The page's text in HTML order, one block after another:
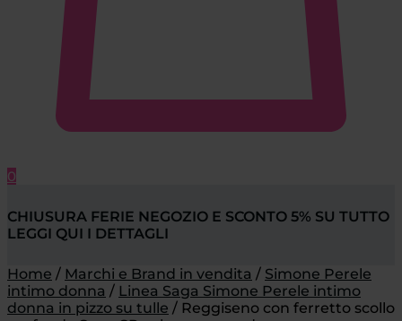
0
CHIUSURA FERIE NEGOZIO E SCONTO 5% SU TUTTO
LEGGI QUI I DETTAGLI
Home / Marchi e Brand in vendita / Simone Perele
intimo donna / Linea Saga Simone Perele intimo
donna in pizzo su tulle / Reggiseno con ferretto scollo